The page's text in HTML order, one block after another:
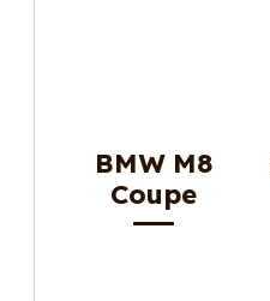
BMW M8
Coupe